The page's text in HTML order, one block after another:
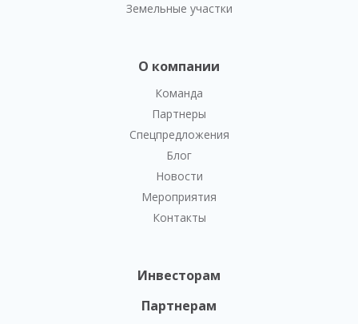
Земельные участки
О компании
Команда
Партнеры
Спецпредложения
Блог
Новости
Мероприятия
Контакты
Инвесторам
Партнерам